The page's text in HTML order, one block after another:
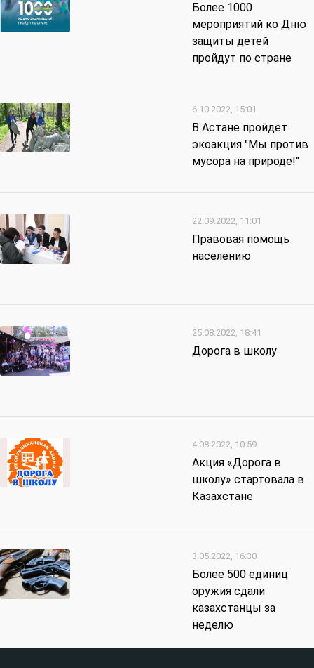
Более 1000
мероприятий ко Дню
защиты детей
пройдут по стране
6.10.2022, 15:01
В Астане пройдет
экоакция "Мы против
мусора на природе!"
22.09.2022, 11:01
Правовая помощь
населению
25.08.2022, 18:41
Дорога в школу
4.08.2022, 10:59
Акция «Дорога в
школу» стартовала в
Казахстане
3.05.2022, 16:30
Более 500 единиц
оружия сдали
казахстанцы за
неделю